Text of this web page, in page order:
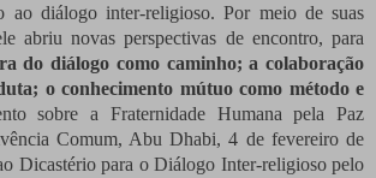
ao diálogo inter-religioso. Por meio de suas
abriu novas perspectivas de encontro, para
do diálogo como caminho; a colaboração
o conhecimento mútuo como método e
sobre a Fraternidade Humana pela Paz
Comum, Abu Dhabi, 4 de fevereiro de
Dicastério para o Diálogo Inter-religioso pelo